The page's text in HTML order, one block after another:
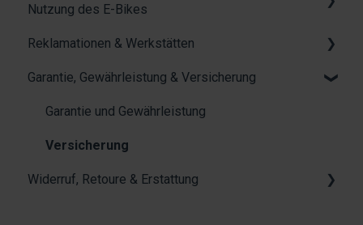
Nutzung des E-Bikes
Cockpit & (Feder-) Gabel
Sattel & Sattelstütze
Pedale
Bremsen
Räder und Reifen
Reklamationen & Werkstätten
Werkstätten
Reklamation
Garantie, Gewährleistung & Versicherung
Garantie und Gewährleistung
Versicherung
Widerruf, Retoure & Erstattung